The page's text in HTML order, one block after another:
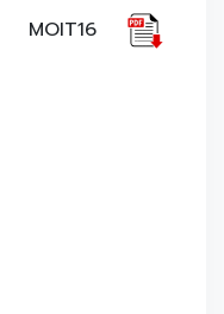
MOIT16